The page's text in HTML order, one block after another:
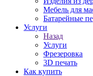
Мебель для
Батарейные
Услуги
Назад
Услуги
Фрезеровка
3D печать
Как купить